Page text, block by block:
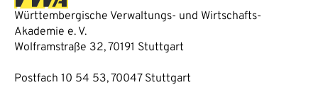
Württembergische Verwaltungs- und Wirtschafts-
Akademie e. V.
Wolframstraße 32, 70191 Stuttgart
Postfach 10 54 53, 70047 Stuttgart